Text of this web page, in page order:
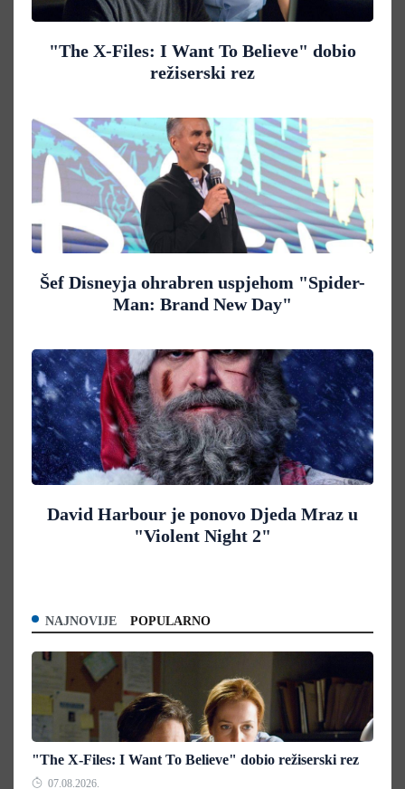
"The X-Files: I Want To Believe" dobio
režiserski rez
Šef Disneyja ohrabren uspjehom "Spider-
Man: Brand New Day"
David Harbour je ponovo Djeda Mraz u
"Violent Night 2"
NAJNOVIJE POPULARNO
"The X-Files: I Want To Believe" dobio režiserski rez
07.08.2026.